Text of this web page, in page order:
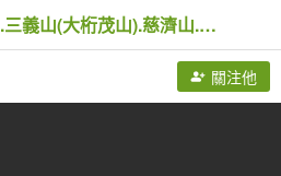
20260127三通嶺山.三義山(大桁茂山).慈濟山.大坪山大O走
關注他